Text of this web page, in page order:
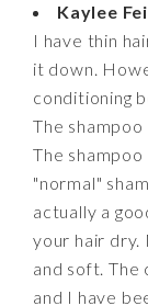
Kaylee
I have thin
it down.
conditioning
The
The
"normal"
actually a
your hair dry.
and soft.
and I have